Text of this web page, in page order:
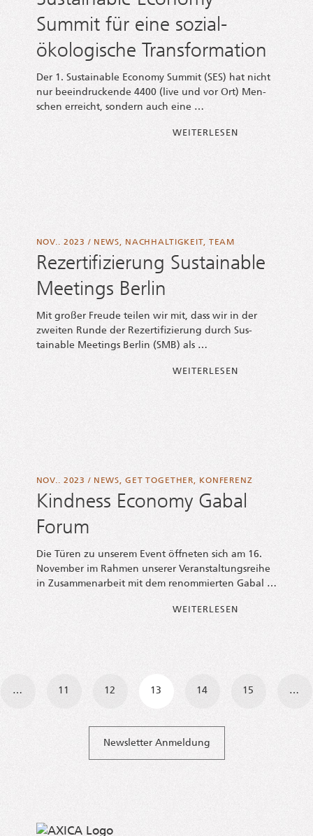
Summit für eine sozial-
ökologische Transformation
Der 1. Sus­tainable Eco­no­my Sum­mit (SES) hat nicht
nur beein­dru­cken­de 4400 (live und vor Ort) Men­
schen erreicht, son­dern auch eine …
WEI­TER­LE­SEN
NOV.. 2023 / NEWS, NACHHALTIGKEIT , TEAM
Rezertifizierung Sustainable
Meetings Berlin
Mit gro­ßer Freu­de tei­len wir mit, dass wir in der
zwei­ten Run­de der Rezer­ti­fi­zie­rung durch Sus­
tainable Mee­tings Ber­lin (SMB) als …
WEI­TER­LE­SEN
NOV.. 2023 / NEWS, GET TOGETHER, KONFERENZ
Kindness Economy Gabal
Forum
Die Türen zu unse­rem Event öff­ne­ten sich am 16.
Novem­ber im Rah­men unse­rer Ver­an­stal­tungs­rei­he
in Zusam­men­ar­beit mit dem renom­mier­ten Gabal …
WEI­TER­LE­SEN
… 11 12 13 14 15 …
Newsletter Anmeldung